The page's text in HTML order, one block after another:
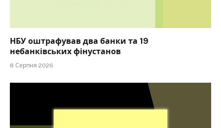
НБУ оштрафував два банки та 19
небанківських фінустанов
8 Серпня 2026